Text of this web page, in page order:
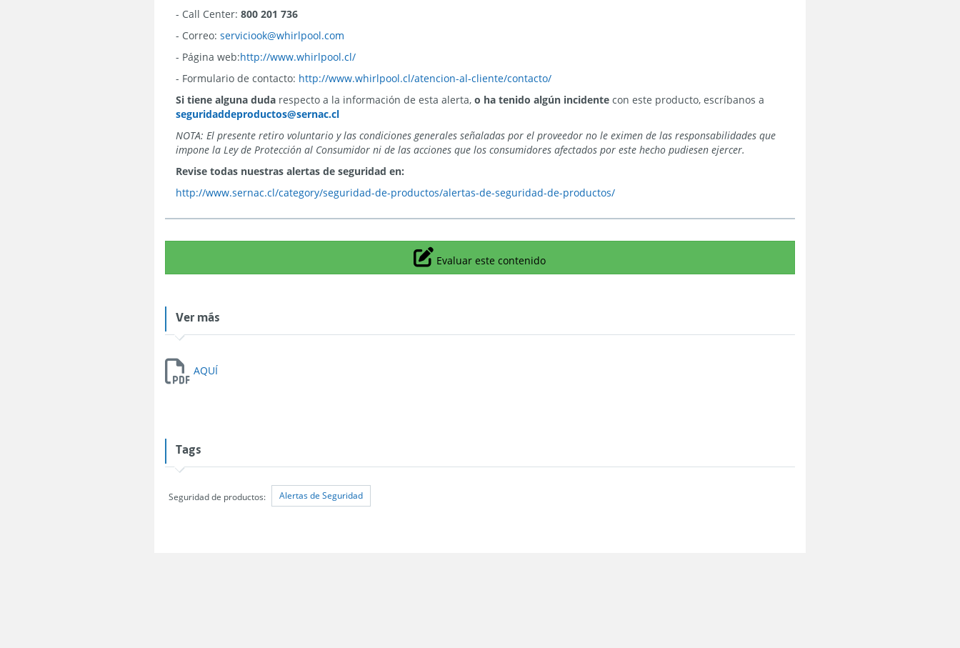
- Call Center:800 201 736
- Correo:serviciook@whirlpool.com
- Página web:http://www.whirlpool.cl/
- Formulario de contacto: http://www.whirlpool.cl/atencion-al-cliente/contacto/
Si tiene alguna duda respecto a la información de esta alerta,o ha tenido algún incidente con este producto, escríbanos a
seguridaddeproductos@sernac.cl
NOTA: El presente retiro voluntario y las condiciones generales señaladas por el proveedor no le eximen de las responsabilidades que
impone la Ley de Protección al Consumidor ni de las acciones que los consumidores afectados por este hecho pudiesen ejercer.
Revise todas nuestras alertas de seguridad en:
http://www.sernac.cl/category/seguridad-de-productos/alertas-de-seguridad-de-productos/
Icono
Evaluar este contenido
Ver más
AQUÍ
Tags
Seguridad de productos: Alertas de Seguridad